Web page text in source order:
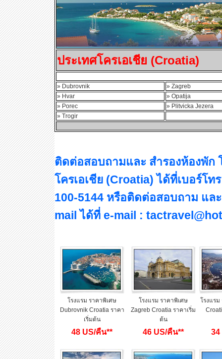
ประเทศโครเอเชีย (Croatia)
» Dubrovnik
» Zagreb
» Hvar
» Opatija
» Porec
» Plitvicka Jezera
» Trogir
ติดต่อสอบถามและ สำรองห้องพัก
โครเอเชีย (Croatia) ได้ที่เบอร์โท
100-5144 หรือติดต่อสอบถาม แล
mail ได้ที่ e-mail :
โรงแรม ราคาพิเศษ
Dubrovnik Croatia ราคา
เริ่มต้น
โรงแรม ราคาพิเศษ
Zagreb Croatia ราคาเริ่ม
ต้น
โรงแรม
48 US/คืน** 46 US/คืน** 34